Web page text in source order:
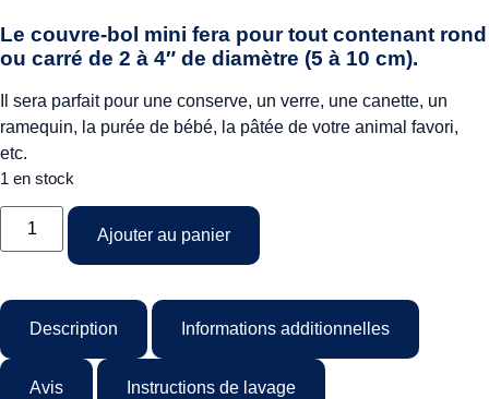
Le couvre-bol mini fera pour tout contenant rond
ou carré de 2 à 4″ de diamètre (5 à 10 cm).
Il sera parfait pour une conserve, un verre, une canette, un
ramequin, la purée de bébé, la pâtée de votre animal favori,
etc.
1 en stock
Ajouter au panier
Description Informations additionnelles
Avis Instructions de lavage